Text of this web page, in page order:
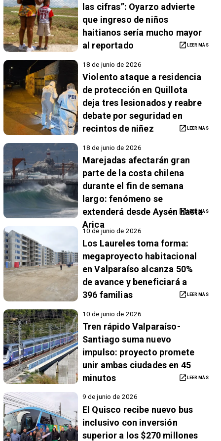
las cifras”: Oyarzo advierte
que ingreso de niños
haitianos sería mucho mayor
al reportado
LEER MÁS
18 de junio de 2026
Violento ataque a residencia
de protección en Quillota
deja tres lesionados y reabre
debate por seguridad en
recintos de niñez
LEER MÁS
18 de junio de 2026
Marejadas afectarán gran
parte de la costa chilena
durante el fin de semana
largo: fenómeno se
extenderá desde Aysén hasta
Arica
LEER MÁS
10 de junio de 2026
Los Laureles toma forma:
megaproyecto habitacional
en Valparaíso alcanza 50%
de avance y beneficiará a
396 familias
LEER MÁS
10 de junio de 2026
Tren rápido Valparaíso-
Santiago suma nuevo
impulso: proyecto promete
unir ambas ciudades en 45
minutos
LEER MÁS
9 de junio de 2026
El Quisco recibe nuevo bus
inclusivo con inversión
superior a los $270 millones